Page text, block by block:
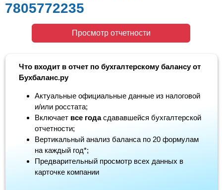
7805772235
Просмотр отчетности
Что входит в отчет по бухгалтерскому балансу от
Бухбаланс.ру
Актуальные официальные данные из налоговой
и/или росстата;
Включает все годасдававшейся бухгалтерской
отчетности;
Вертикальный анализ баланса по 20 формулам
на каждый год*;
Предварительный просмотр всех данных в
карточке компании